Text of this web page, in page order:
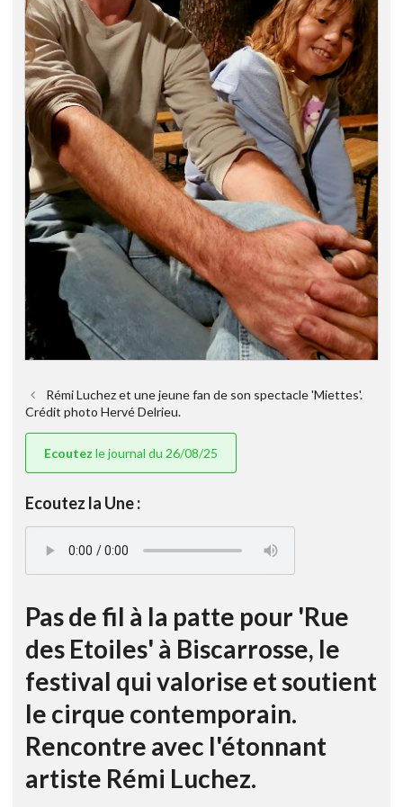
Rémi Luchez et une jeune fan de son spectacle 'Miettes'.
Crédit photo Hervé Delrieu.
Ecoutez le journal du 26/08/25
Ecoutez la Une :
Pas de fil à la patte pour 'Rue
des Etoiles' à Biscarrosse, le
festival qui valorise et soutient
le cirque contemporain.
Rencontre avec l'étonnant
artiste Rémi Luchez.